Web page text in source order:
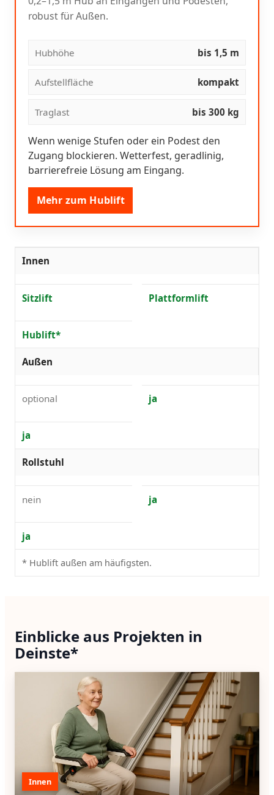
robust für Außen.
Hubhöhe bis 1,5 m
Aufstellfläche kompakt
Traglast bis 300 kg
Wenn wenige Stufen oder ein Podest den
Zugang blockieren. Wetterfest, geradlinig,
barrierefreie Lösung am Eingang.
Mehr zum Hublift
Innen
Sitzlift Plattformlift
Hublift*
Außen
optional ja
ja
Rollstuhl
nein ja
ja
* Hublift außen am häufigsten.
Einblicke aus Projekten in
Deinste*
Innen